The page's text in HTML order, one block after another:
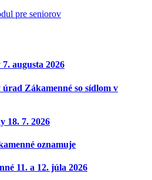
augusta 2026
úrad Zákamenné so sídlom v
18. 7. 2026
oznamuje
11. a 12. júla 2026